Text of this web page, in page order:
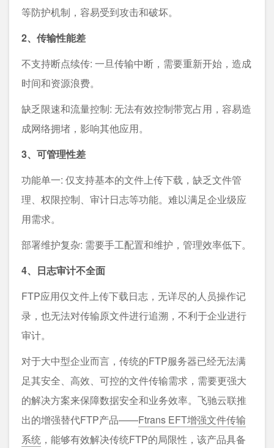
等防护机制，容易受到攻击和破坏。
2、传输性能差
不支持断点续传: 一旦传输中断，需要重新开始，造成
时间和资源浪费。
缺乏限速和流量控制: 无法有效控制带宽占用，容易造
成网络拥堵，影响其他应用。
3、可管理性差
功能单一: 仅支持基本的文件上传下载，缺乏文件管
理、权限控制、审计日志等功能。难以满足企业级应
用需求。
部署维护复杂: 需要手工配置和维护，管理效率低下。
4、日志审计不全面
FTP应用仅文件上传下载日志，无详尽的人员操作记
录，也无法对传输原文件进行追溯，不利于企业进行
审计。
对于大中型企业而言，传统的FTP服务器已经无法满
足其安全、高效、可控的文件传输需求，需要更强大
的解决方案来保障数据安全和业务效率。飞驰云联推
出的增强替代FTP产品——Ftrans EFT增强文件传输
系统 ，能够有效解决传统FTP的局限性，该产品具备